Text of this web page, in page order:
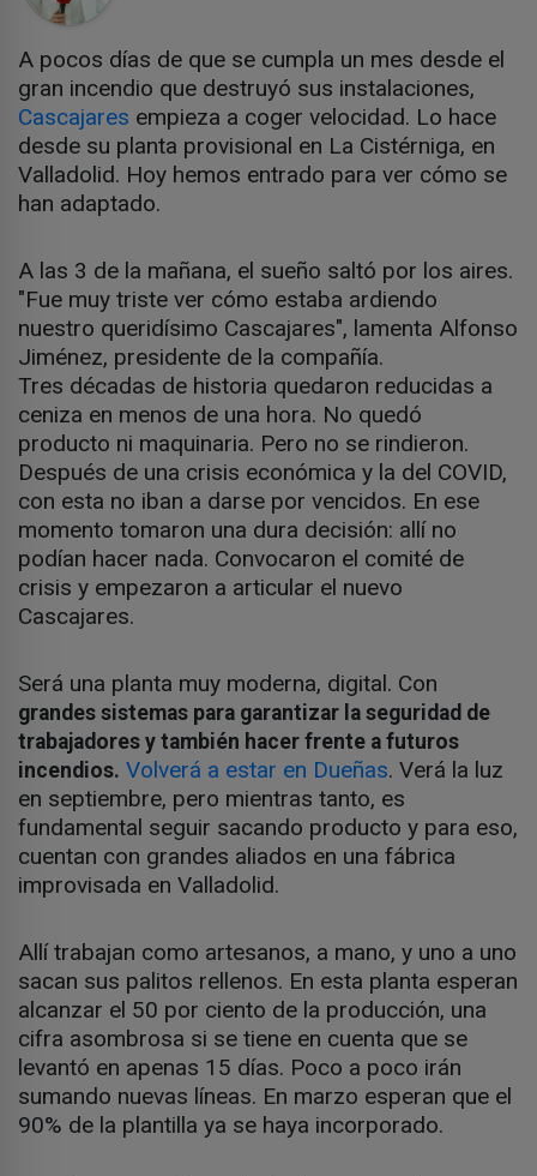
A pocos días de que se cumpla un mes desde el
gran incendio que destruyó sus instalaciones,
Cascajares empieza a coger velocidad. Lo hace
desde su planta provisional en La Cistérniga, en
Valladolid. Hoy hemos entrado para ver cómo se
han adaptado.
A las 3 de la mañana, el sueño saltó por los aires.
"Fue muy triste ver cómo estaba ardiendo
nuestro queridísimo Cascajares", lamenta Alfonso
Jiménez, presidente de la compañía.
Tres décadas de historia quedaron reducidas a
ceniza en menos de una hora. No quedó
producto ni maquinaria. Pero no se rindieron.
Después de una crisis económica y la del COVID,
con esta no iban a darse por vencidos. En ese
momento tomaron una dura decisión: allí no
podían hacer nada. Convocaron el comité de
crisis y empezaron a articular el nuevo
Cascajares.
Será una planta muy moderna, digital. Con
grandes sistemas para garantizar la seguridad de
trabajadores y también hacer frente a futuros
incendios. Volverá a estar en Dueñas. Verá la luz
en septiembre, pero mientras tanto, es
fundamental seguir sacando producto y para eso,
cuentan con grandes aliados en una fábrica
improvisada en Valladolid.
Allí trabajan como artesanos, a mano, y uno a uno
sacan sus palitos rellenos. En esta planta esperan
alcanzar el 50 por ciento de la producción, una
cifra asombrosa si se tiene en cuenta que se
levantó en apenas 15 días. Poco a poco irán
sumando nuevas líneas. En marzo esperan que el
90% de la plantilla ya se haya incorporado.